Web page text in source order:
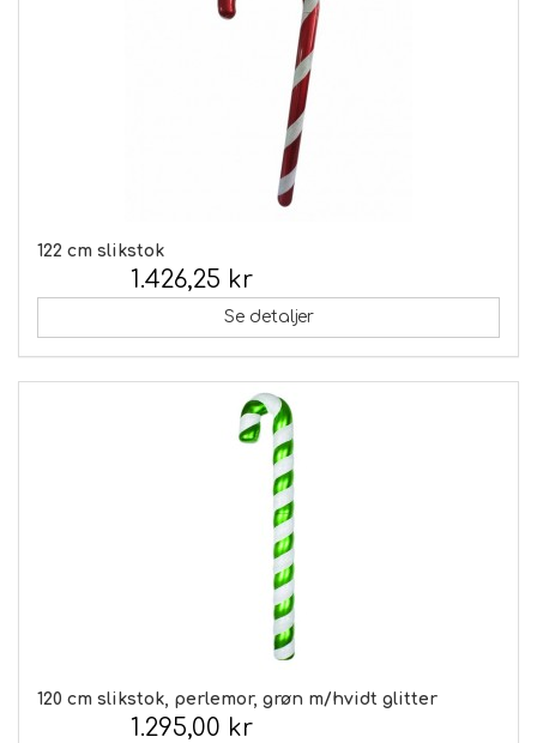
122 cm slikstok
1.426,25 kr
Se detaljer
120 cm slikstok, perlemor, grøn m/hvidt glitter
1.295,00 kr